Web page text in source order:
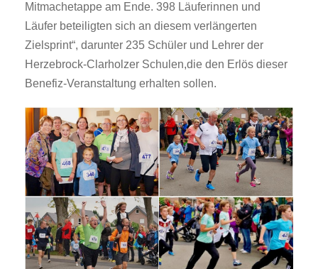
Mitmachetappe am Ende. 398 Läuferinnen und
Läufer beteiligten sich an diesem verlängerten
Zielsprint“, darunter 235 Schüler und Lehrer der
Herzebrock-Clarholzer Schulen,die den Erlös dieser
Benefiz-Veranstaltung erhalten sollen.